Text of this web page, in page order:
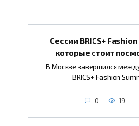
Сессии BRICS+
которые стоит
В Москве завершился
BRICS+ Fashion
0 19